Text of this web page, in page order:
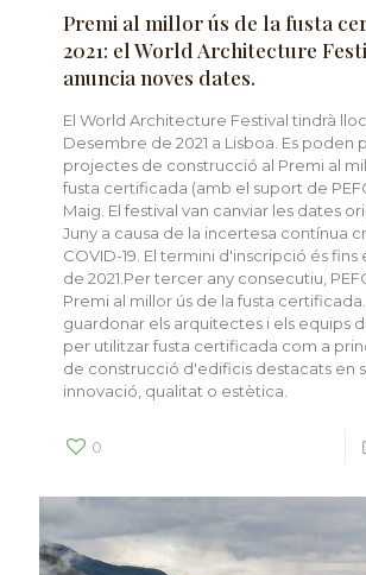
Premi al millor ús de la fusta
2021: el World Architecture
anuncia noves dates.
El World Architecture Festival tindrà
Desembre de 2021 a Lisboa. Es poden
projectes de construcció al Premi al
fusta certificada (amb el suport de
Maig. El festival van canviar les dates
Juny a causa de la incertesa contínua
COVID-19. El termini d'inscripció és fins
de 2021.Per tercer any consecutiu,
Premi al millor ús de la fusta
guardonar els arquitectes i els equips
per utilitzar fusta certificada com a
de construcció d'edificis destacats en
innovació, qualitat o estètica.
0